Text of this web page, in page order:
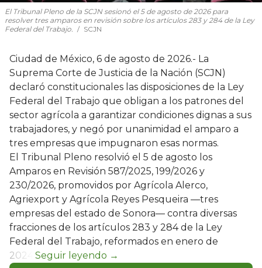
El Tribunal Pleno de la SCJN sesionó el 5 de agosto de 2026 para
resolver tres amparos en revisión sobre los artículos 283 y 284 de la Ley
Federal del Trabajo.
SCJN
Ciudad de México, 6 de agosto de 2026.- La
Suprema Corte de Justicia de la Nación (SCJN)
declaró constitucionales las disposiciones de la Ley
Federal del Trabajo que obligan a los patrones del
sector agrícola a garantizar condiciones dignas a sus
trabajadores, y negó por unanimidad el amparo a
tres empresas que impugnaron esas normas.
El Tribunal Pleno resolvió el 5 de agosto los
Amparos en Revisión 587/2025, 199/2026 y
230/2026, promovidos por Agrícola Alerco,
Agriexport y Agrícola Reyes Pesqueira —tres
empresas del estado de Sonora— contra diversas
fracciones de los artículos 283 y 284 de la Ley
Federal del Trabajo, reformados en enero de
2024.